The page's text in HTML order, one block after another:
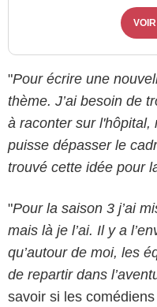
"Pour écrire une
thème. J’ai besoin de
à raconter sur l'hôpital,
puisse dépasser le
trouvé cette idée pour
"Pour la saison 3 j’ai
mais là je l’ai. Il y a
qu’autour de moi, les
de repartir dans
savoir si les